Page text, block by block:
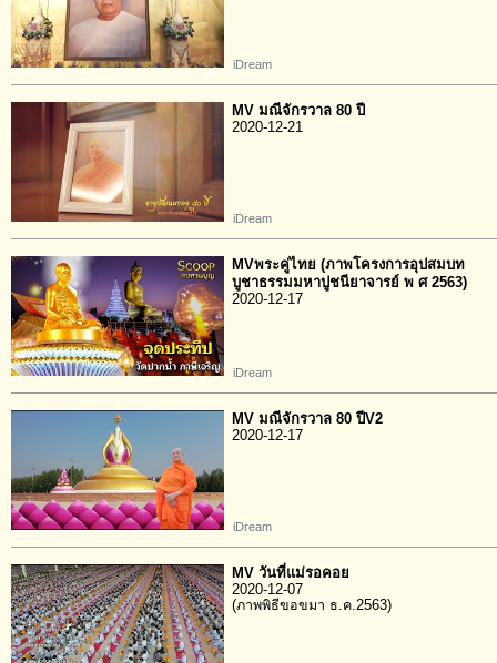
iDream
MV มณีจักรวาล 80 ปี
2020-12-21
iDream
MVพระคู่ไทย (ภาพโครงการอุปสมบท
บูชาธรรมมหาปูชนียาจารย์ พ ศ 2563)
2020-12-17
iDream
MV มณีจักรวาล 80 ปีV2
2020-12-17
iDream
MV วันที่แม่รอคอย
2020-12-07
(ภาพพิธีขอขมา ธ.ค.2563)